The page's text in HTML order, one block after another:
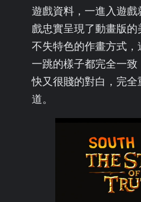
遊戲資料，一進入遊
戲忠實呈現了動畫版
不失特色的作畫方式
一跳的樣子都完全一致
快又很賤的對白，完全
道。